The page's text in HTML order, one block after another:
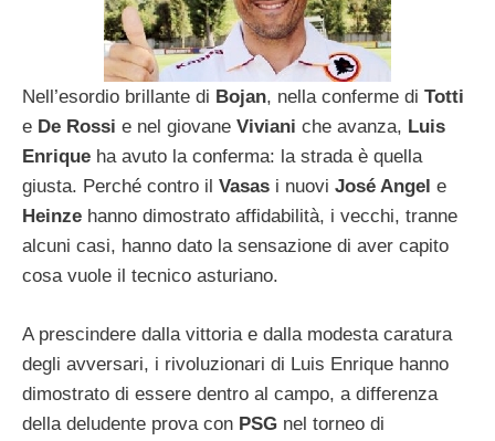
Nell’esordio brillante di Bojan, nella conferme di Totti
e De Rossi e nel giovane Viviani che avanza, Luis
Enrique ha avuto la conferma: la strada è quella
giusta. Perché contro il Vasas i nuovi José Angel e
Heinze hanno dimostrato affidabilità, i vecchi, tranne
alcuni casi, hanno dato la sensazione di aver capito
cosa vuole il tecnico asturiano.
A prescindere dalla vittoria e dalla modesta caratura
degli avversari, i rivoluzionari di Luis Enrique hanno
dimostrato di essere dentro al campo, a differenza
della deludente prova con PSG nel torneo di